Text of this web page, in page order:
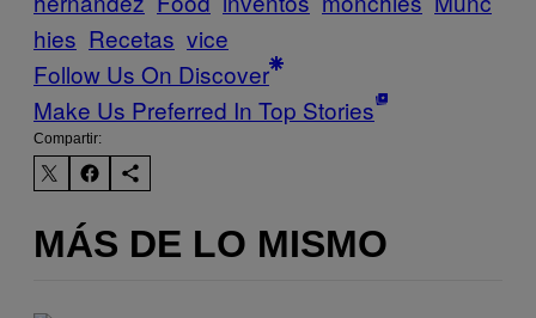
hies Recetas vice
Follow Us On Discover
Make Us Preferred In Top Stories
Compartir:
MÁS DE LO MISMO